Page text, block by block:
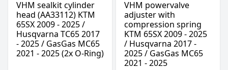
VHM sealkit cylinder
head (AA33112) KTM
65SX 2009 - 2025 /
Husqvarna TC65 2017
- 2025 / GasGas MC65
2021 - 2025 (2x O-Ring)
VHM powervalve
adjuster with
compression spring
KTM 65SX 2009 - 2025
/ Husqvarna 2017 -
2025 / GasGas MC65
2021 - 2025